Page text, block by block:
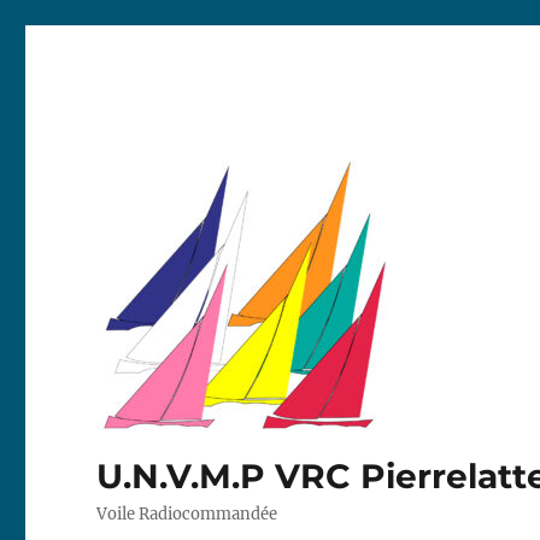
U.N.V.M.P VRC
Voile Radiocommandée